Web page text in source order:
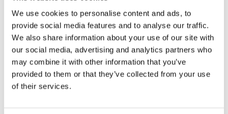
We use cookies to personalise content and ads, to
provide social media features and to analyse our traffic.
We also share information about your use of our site with
our social media, advertising and analytics partners who
may combine it with other information that you’ve
provided to them or that they’ve collected from your use
of their services.
Tensión nominal [V] 380
Interfaz de la
Keyed (Linguetta) Keyed
Refrigeración
Shaft driven fun
(Ventola calettata su
albero))
(Ventola